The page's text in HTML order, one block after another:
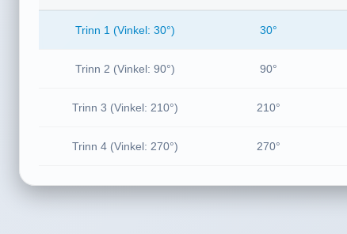
Trinn 1 (Vinkel: 30°) 30°
Trinn 2 (Vinkel: 90°) 90°
Trinn 3 (Vinkel: 210°) 210°
Trinn 4 (Vinkel: 270°) 270°